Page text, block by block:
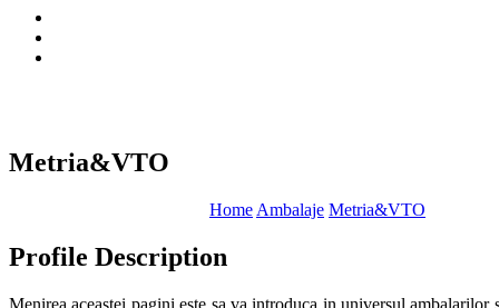
Metria&VTO
Home Ambalaje Metria&VTO
Profile Description
Menirea aceastei pagini este sa va introduca in universul